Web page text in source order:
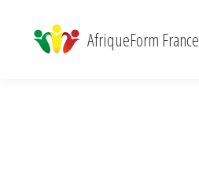
AfriqueForm France
AfriqueForm France